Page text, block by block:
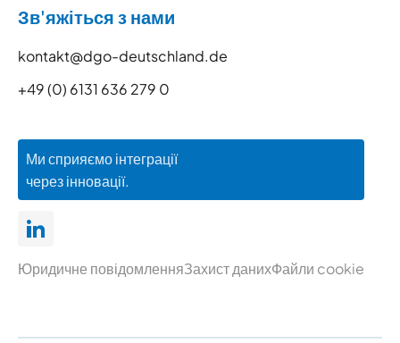
Зв'яжіться з нами
kontakt@dgo-deutschland.de
+49 (0) 6131 636 279 0
Ми сприяємо інтеграції
через інновації.
Юридичне повідомленняЗахист данихФайли cookie